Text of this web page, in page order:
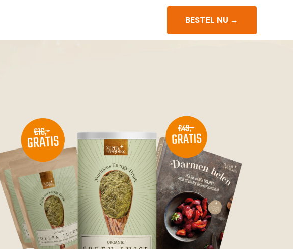
BESTEL NU →